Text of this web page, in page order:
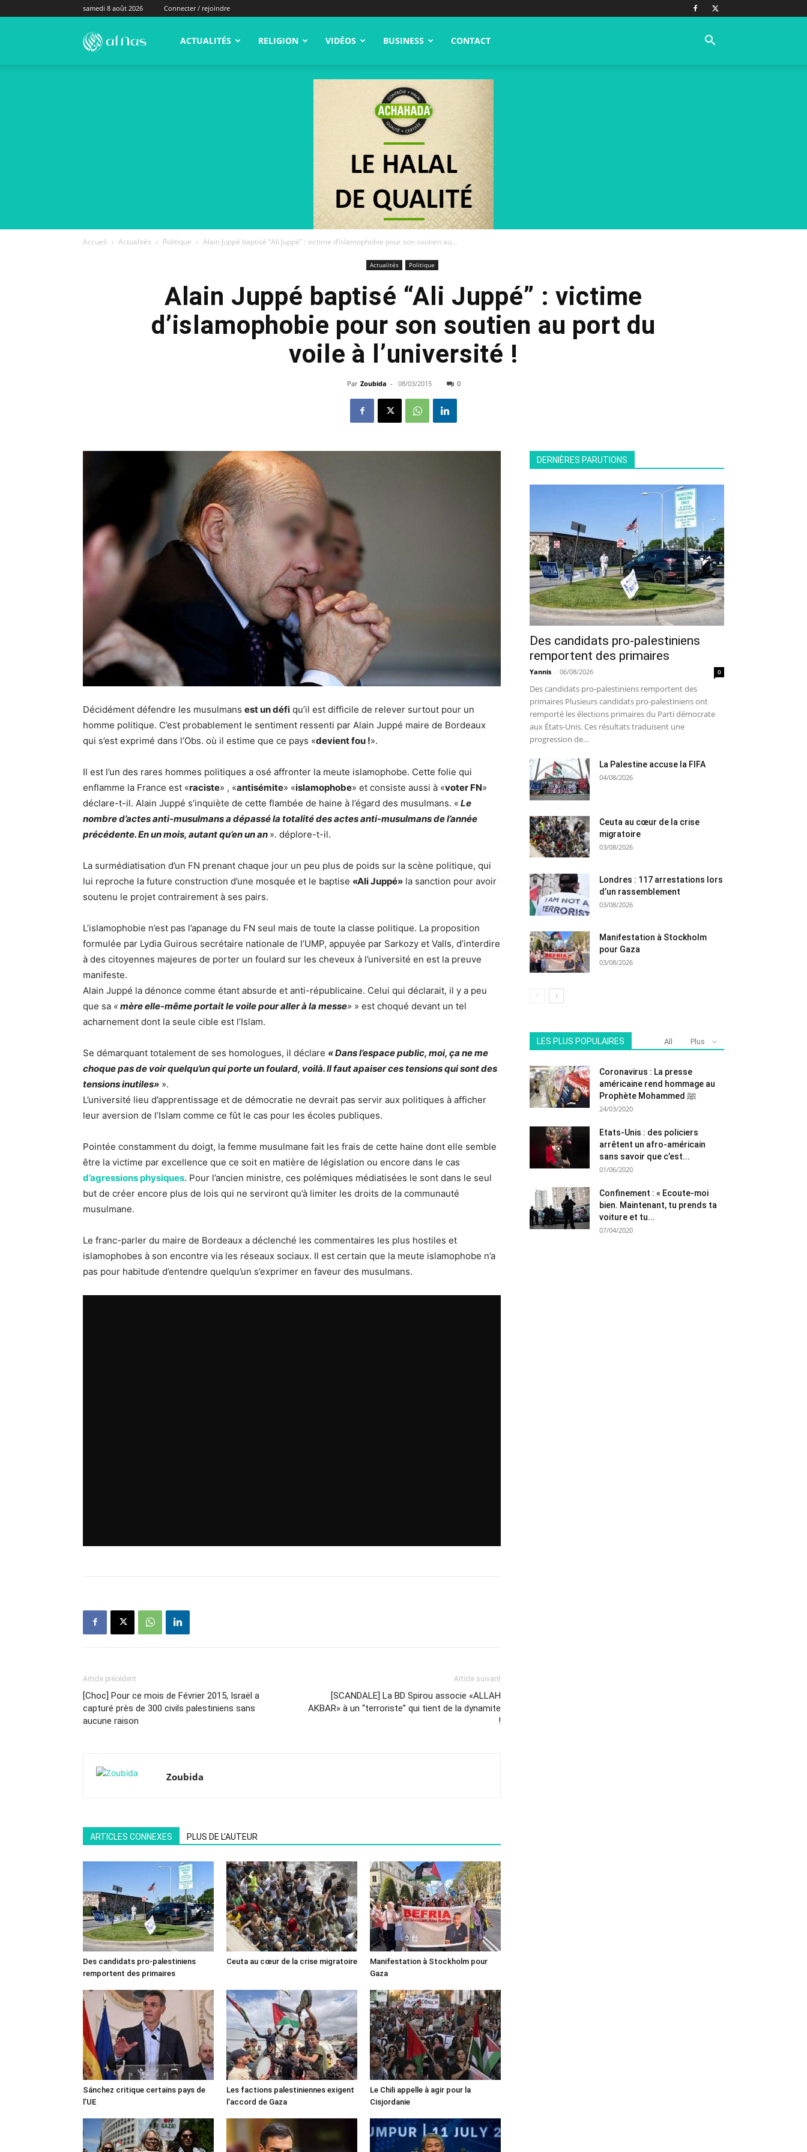
samedi 8 août 2026 Connecter / rejoindre
alNas.fr ACTUALITÉS RELIGION VIDÉOS BUSINESS CONTACT
Accueil Actualités Politique Alain Juppé baptisé “Ali Juppé” : victime d’islamophobie pour son soutien au...
Actualités Politique
Alain Juppé baptisé “Ali Juppé” : victime
d’islamophobie pour son soutien au port du
voile à l’université !
Par Zoubida - 08/03/2015 0
Décidément défendre les musulmans est un défi qu’il est difficile de relever surtout pour un
homme politique. C’est probablement le sentiment ressenti par Alain Juppé maire de Bordeaux
qui s’est exprimé dans l’Obs. où il estime que ce pays «devient fou !».
Il est l’un des rares hommes politiques a osé affronter la meute islamophobe. Cette folie qui
enflamme la France est «raciste» , «antisémite» «islamophobe» et consiste aussi à «voter FN»
déclare-t-il. Alain Juppé s’inquiète de cette flambée de haine à l’égard des musulmans. « Le
nombre d’actes anti-musulmans a dépassé la totalité des actes anti-musulmans de l’année
précédente. En un mois, autant qu’en un an ». déplore-t-il.
La surmédiatisation d’un FN prenant chaque jour un peu plus de poids sur la scène politique, qui
lui reproche la future construction d’une mosquée et le baptise «Ali Juppé» la sanction pour avoir
soutenu le projet contrairement à ses pairs.
L’islamophobie n’est pas l’apanage du FN seul mais de toute la classe politique. La proposition
formulée par Lydia Guirous secrétaire nationale de l’UMP, appuyée par Sarkozy et Valls, d’interdire
à des citoyennes majeures de porter un foulard sur les cheveux à l’université en est la preuve
manifeste.
Alain Juppé la dénonce comme étant absurde et anti-républicaine. Celui qui déclarait, il y a peu
que sa «mère elle-même portait le voile pour aller à la messe» » est choqué devant un tel
acharnement dont la seule cible est l’Islam.
Se démarquant totalement de ses homologues, il déclare « Dans l’espace public, moi, ça ne me
choque pas de voir quelqu’un qui porte un foulard, voilà. Il faut apaiser ces tensions qui sont des
tensions inutiles» ».
L’université lieu d’apprentissage et de démocratie ne devrait pas servir aux politiques à afficher
leur aversion de l’Islam comme ce fût le cas pour les écoles publiques.
Pointée constamment du doigt, la femme musulmane fait les frais de cette haine dont elle semble
être la victime par excellence que ce soit en matière de législation ou encore dans le cas
d’agressions physiques. Pour l’ancien ministre, ces polémiques médiatisées le sont dans le seul
but de créer encore plus de lois qui ne serviront qu’à limiter les droits de la communauté
musulmane.
Le franc-parler du maire de Bordeaux a déclenché les commentaires les plus hostiles et
islamophobes à son encontre via les réseaux sociaux. Il est certain que la meute islamophobe n’a
pas pour habitude d’entendre quelqu’un s’exprimer en faveur des musulmans.
Article précédent
[Choc] Pour ce mois de Février 2015, Israël a
capturé près de 300 civils palestiniens sans
aucune raison
Article suivant
[SCANDALE] La BD Spirou associe «ALLAH
AKBAR» à un “terroriste” qui tient de la dynamite
!
Zoubida
ARTICLES CONNEXES PLUS DE L'AUTEUR
Des candidats pro-palestiniens
remportent des primaires
Ceuta au cœur de la crise migratoire
Manifestation à Stockholm pour
Gaza
Sánchez critique certains pays de
l’UE
Les factions palestiniennes exigent
l’accord de Gaza
Le Chili appelle à agir pour la
Cisjordanie
DERNIÈRES PARUTIONS
Des candidats pro-palestiniens
remportent des primaires
Yannis - 06/08/2026 0
Des candidats pro-palestiniens remportent des
primaires Plusieurs candidats pro-palestiniens ont
remporté les élections primaires du Parti démocrate
aux États-Unis. Ces résultats traduisent une
progression de...
La Palestine accuse la FIFA
04/08/2026
Ceuta au cœur de la crise
migratoire
03/08/2026
Londres : 117 arrestations lors
d’un rassemblement
03/08/2026
Manifestation à Stockholm
pour Gaza
03/08/2026
LES PLUS POPULAIRES All Plus
Coronavirus : La presse
américaine rend hommage au
Prophète Mohammed ﷺ
24/03/2020
Etats-Unis : des policiers
arrêtent un afro-américain
sans savoir que c’est...
01/06/2020
Confinement : « Ecoute-moi
bien. Maintenant, tu prends ta
voiture et tu...
07/04/2020